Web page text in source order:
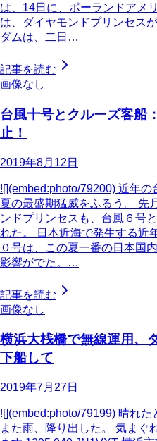
は、14日に、ポーランドアメ
は、ダイヤモンドプリンセス
ダムは、二日…
記事を読む
画像なし
台風十号とクルーズ客船
止！
2019年8月12日
![](embed:photo/79200) 近年の
夏の最盛期猛威をふるう。 先
ンドプリンセスも、台風６号
れた。 日本近海で発生する近
０号は、この夏一番の日本国
影響がでた。…
記事を読む
画像なし
横浜大桟橋で無線運用、
下船して
2019年7月27日
![](embed:photo/79199) 晴れ
また雨、降り出した。 気まぐ